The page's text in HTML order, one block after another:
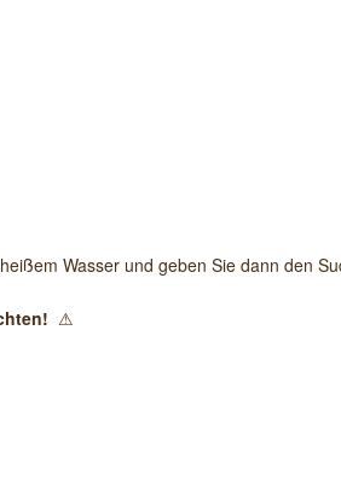
Wasser und geben Sie dann den
⚠